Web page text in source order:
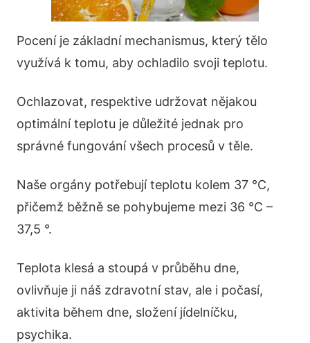
Pocení je základní mechanismus, který tělo
využívá k tomu, aby ochladilo svoji teplotu.
Ochlazovat, respektive udržovat nějakou
optimální teplotu je důležité jednak pro
správné fungování všech procesů v těle.
Naše orgány potřebují teplotu kolem 37 °C,
přičemž běžně se pohybujeme mezi 36 °C –
37,5 °.
Teplota klesá a stoupá v průběhu dne,
ovlivňuje ji náš zdravotní stav, ale i počasí,
aktivita během dne, složení jídelníčku,
psychika.